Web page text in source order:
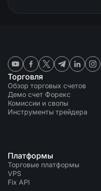
Торговля
Обзор торговых счетов
Демо счет Форекс
Комиссии и свопы
Инструменты трейдера
Платформы
Торговые платформы
VPS
Fix API